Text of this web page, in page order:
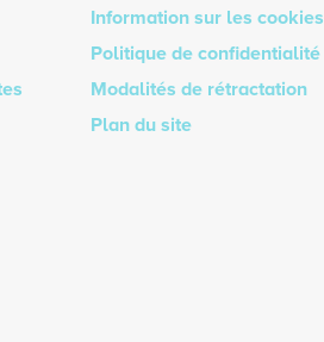
Information sur les cookies
Politique de confidentialité
Modalités de rétractation
Plan du site